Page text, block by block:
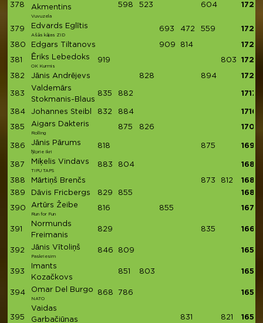
378
Akmentins
Vuvuzela
598 523 604 1725
379 Edvards Eglītis
Ašās kājas ZID
693 472 559 1724
380 Edgars Tiltanovs 909 814 1723
381 Ēriks Lebedoks
OK Kurmis
919 803 1722
382 Jānis Andrējevs 828 894 1722
383
Valdemārs
Stokmanis-Blaus
835 882 1717
384 Johannes Steibl 832 884 1716
385 Aigars Dakteris
Rolling
875 826 1701
386 Jānis Pārums
Ņiprie Ikri
818 875 1693
387 Miķelis Vindavs
TIPU TAPS
883 804 1687
388 Mārtiņš Brenčs 873 812
1685
389
Dāvis Fricbergs 829 855 1684
390 Artūrs Žeibe
Run for Fun
816 855 1671
391
Normunds
Freimanis
829 835 1664
392 Jānis Vītoliņš
Paskriesim
846 809 1655
393
Imants
Kozačkovs
851 803 1654
394 Omar Del Burgo
NATO
868 786 1654
395
Vaidas
Garbačiūnas
831 821 1652